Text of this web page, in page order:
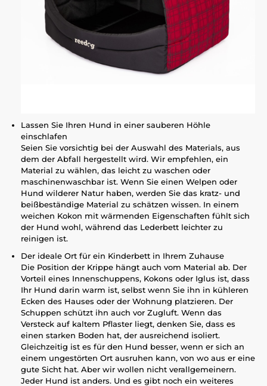
Lassen Sie Ihren Hund in einer sauberen Höhle
einschlafen
Seien Sie vorsichtig bei der Auswahl des Materials, aus
dem der Abfall hergestellt wird. Wir empfehlen, ein
Material zu wählen, das leicht zu waschen oder
maschinenwaschbar ist. Wenn Sie einen Welpen oder
Hund wilderer Natur haben, werden Sie das kratz- und
beißbeständige Material zu schätzen wissen. In einem
weichen Kokon mit wärmenden Eigenschaften fühlt sich
der Hund wohl, während das Lederbett leichter zu
reinigen ist.
Der ideale Ort für ein Kinderbett in Ihrem Zuhause
Die Position der Krippe hängt auch vom Material ab. Der
Vorteil eines Innenschuppens, Kokons oder Iglus ist, dass
Ihr Hund darin warm ist, selbst wenn Sie ihn in kühleren
Ecken des Hauses oder der Wohnung platzieren. Der
Schuppen schützt ihn auch vor Zugluft. Wenn das
Versteck auf kaltem Pflaster liegt, denken Sie, dass es
einen starken Boden hat, der ausreichend isoliert.
Gleichzeitig ist es für den Hund besser, wenn er sich an
einem ungestörten Ort ausruhen kann, von wo aus er eine
gute Sicht hat. Aber wir wollen nicht verallgemeinern.
Jeder Hund ist anders. Und es gibt noch ein weiteres